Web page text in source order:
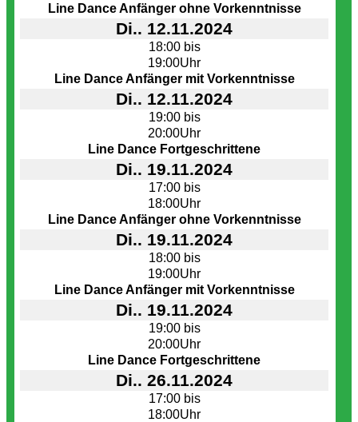
Line Dance Anfänger ohne Vorkenntnisse
Di.. 12.11.2024
18:00 bis
19:00Uhr
Line Dance Anfänger mit Vorkenntnisse
Di.. 12.11.2024
19:00 bis
20:00Uhr
Line Dance Fortgeschrittene
Di.. 19.11.2024
17:00 bis
18:00Uhr
Line Dance Anfänger ohne Vorkenntnisse
Di.. 19.11.2024
18:00 bis
19:00Uhr
Line Dance Anfänger mit Vorkenntnisse
Di.. 19.11.2024
19:00 bis
20:00Uhr
Line Dance Fortgeschrittene
Di.. 26.11.2024
17:00 bis
18:00Uhr